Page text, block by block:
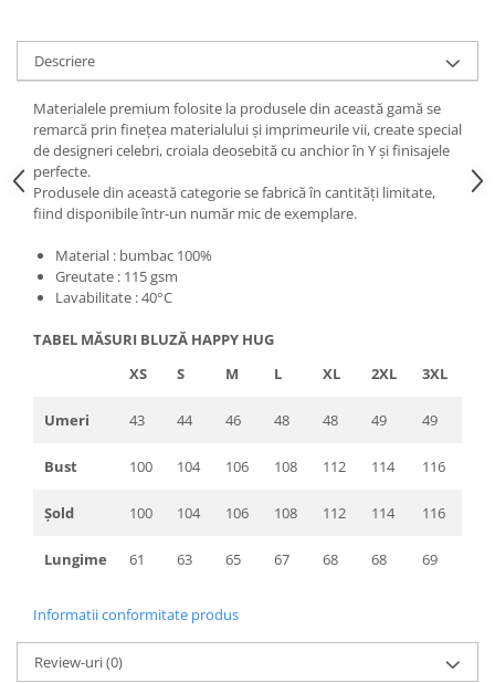
Descriere
Materialele premium folosite la produsele din această gamă se
remarcă prin finețea materialului și imprimeurile vii, create special
de designeri celebri, croiala deosebită cu anchior în Y și finisajele
perfecte.
Produsele din această categorie se fabrică în cantități limitate,
fiind disponibile într-un număr mic de exemplare.
Material : bumbac 100%
Greutate : 115 gsm
Lavabilitate : 40°C
TABEL MĂSURI BLUZĂ HAPPY HUG
XS
S M L XL 2XL 3XL
Umeri 43 44 46 48 48 49 49
Bust 100 104 106 108 112 114 116
Șold 100 104 106 108 112 114 116
Lungime 61 63 65 67 68 68 69
Informatii conformitate produs
Review-uri(0)